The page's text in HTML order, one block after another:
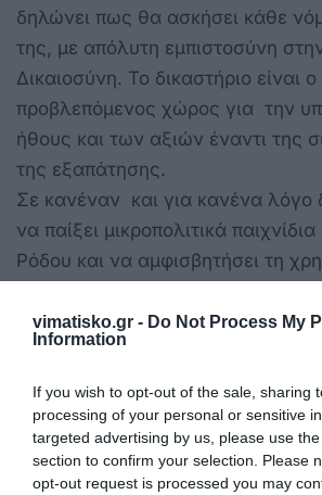
vimatisko.gr - Do Not Process My
Information
If you wish to opt-out of the sale, sharing
processing of your personal or sensitive
targeted advertising by us, please use
section to confirm your selection. Please
opt-out request is processed you may
δηλώνει πως θα ασκήσει κάθε
της, με απόλυτη εμπιστοσύνη
Δικαιοσύνη. Το δικαστήριο είναι
προβλεπόμενος χώρος για την
ήθους και των αξιών έναντι της
της εξαπάτησης.
Σε κανέναν και για κανένα λόγο
να παίξει μικροπολιτικά
Ρόδου και να αμφισβητήσει τη
νομιμότητα που χαρακτηρίζουν τη
Περιφερειακή Αρχή. Γι’ αυτό και οι
συκοφάντες θα λογοδοτήσουν.
Το Γραφείο Τύπου